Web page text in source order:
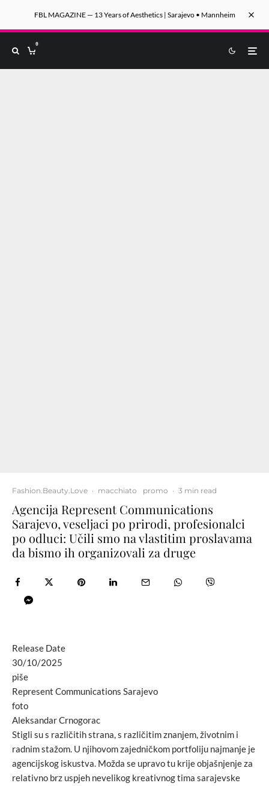
FBL MAGAZINE — 13 Years of Aesthetics | Sarajevo • Mannheim
0
Fashion.Beauty.Love · macchiato promo · 3 min read
Agencija Represent Communications
Sarajevo, veseljaci po prirodi, profesionalci
po odluci: Učili smo na vlastitim proslavama
da bismo ih organizovali za druge
Release Date
30/10/2025
piše
Represent Communications Sarajevo
foto
Aleksandar Crnogorac
Stigli su s različitih strana, s različitim znanjem, životnim i
radnim stažom. U njihovom zajedničkom portfoliju najmanje je
agencijskog iskustva. Možda se upravo tu krije objašnjenje za
relativno brz uspjeh nevelikog kreativnog tima sarajevske